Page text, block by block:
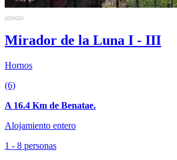
Mirador de la Luna I - III
Hornos
(6)
A 16.4 Km de Benatae.
Alojamiento entero
1 - 8 personas